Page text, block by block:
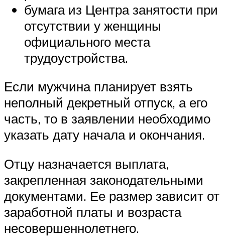
бумага из Центра занятости при
отсутствии у женщины
официального места
трудоустройства.
Если мужчина планирует взять
неполный декретный отпуск, а его
часть, то в заявлении необходимо
указать дату начала и окончания.
Отцу назначается выплата,
закрепленная законодательными
документами. Ее размер зависит от
заработной платы и возраста
несовершеннолетнего.